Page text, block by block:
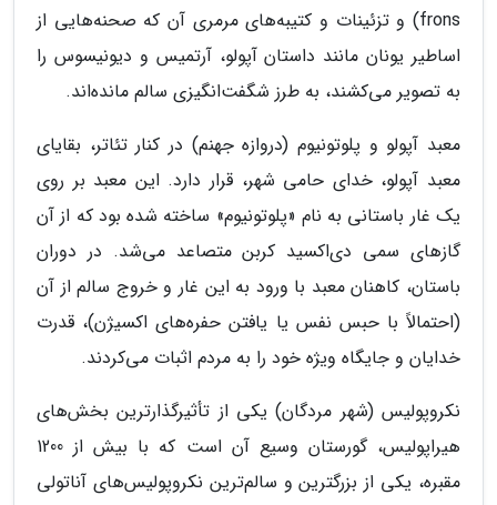
frons) و تزئینات و کتیبه‌های مرمری آن که صحنه‌هایی از
اساطیر یونان مانند داستان آپولو، آرتمیس و دیونیسوس را
به تصویر می‌کشند، به طرز شگفت‌انگیزی سالم مانده‌اند.
معبد آپولو و پلوتونیوم (دروازه جهنم) در کنار تئاتر، بقایای
معبد آپولو، خدای حامی شهر، قرار دارد. این معبد بر روی
یک غار باستانی به نام «پلوتونیوم» ساخته شده بود که از آن
گازهای سمی دی‌اکسید کربن متصاعد می‌شد. در دوران
باستان، کاهنان معبد با ورود به این غار و خروج سالم از آن
(احتمالاً با حبس نفس یا یافتن حفره‌های اکسیژن)، قدرت
خدایان و جایگاه ویژه خود را به مردم اثبات می‌کردند.
نکروپولیس (شهر مردگان) یکی از تأثیرگذارترین بخش‌های
هیراپولیس، گورستان وسیع آن است که با بیش از 1200
مقبره، یکی از بزرگترین و سالم‌ترین نکروپولیس‌های آناتولی